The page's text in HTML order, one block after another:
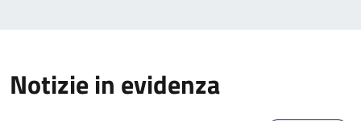
Notizie in evidenza